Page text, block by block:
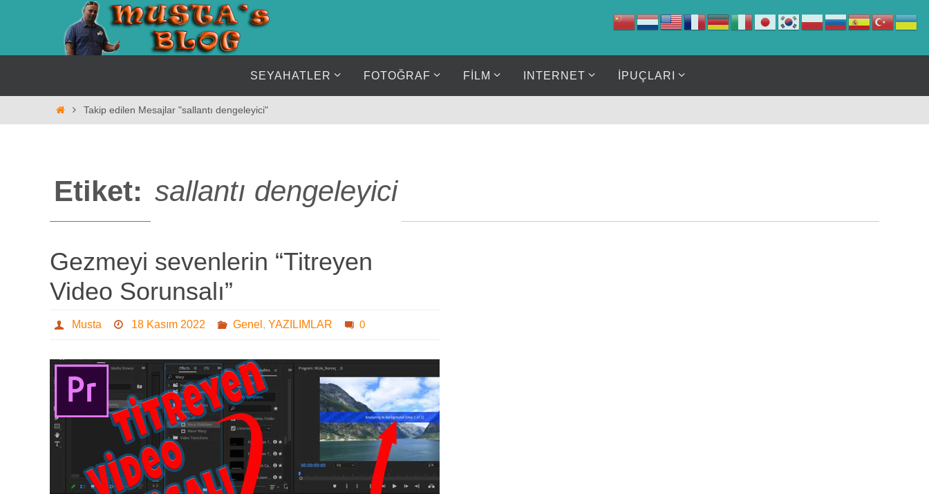
SEYAHATLER FOTOĞRAF FİLM INTERNET İPUÇLARI
HomeTakip edilen Mesajlar "sallantı dengeleyici"
Etiket: sallantı dengeleyici
Gezmeyi sevenlerin “Titreyen
Video Sorunsalı”
Musta 18 Kasım 2022 Genel ,YAZILIMLAR 0